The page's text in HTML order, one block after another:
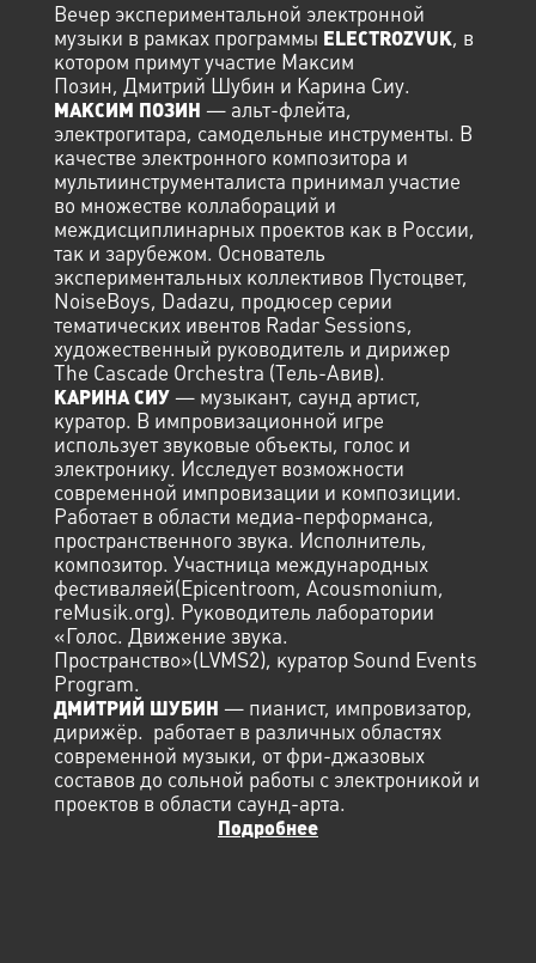
Вечер экспериментальной электронной
музыки в рамках программы ELECTROZVUK, в
котором примут участие Максим
Позин, Дмитрий Шубин и Карина Сиу.
МАКСИМ ПОЗИН — альт-флейта,
электрогитара, самодельные инструменты. В
качестве электронного композитора и
мультиинструменталиста принимал участие
во множестве коллабораций и
междисциплинарных проектов как в России,
так и зарубежом. Основатель
экспериментальных коллективов Пустоцвет,
NoiseBoys, Dadazu, продюсер серии
тематических ивентов Radar Sessions,
художественный руководитель и дирижер
The Cascade Orchestra (Тель-Авив).
КАРИНА СИУ— музыкант, саунд артист,
куратор. В импровизационной игре
использует звуковые объекты, голос и
электронику. Исследует возможности
современной импровизации и композиции.
Работает в области медиа-перформанса,
пространственного звука. Исполнитель,
композитор. Участница международных
фестиваляей(Epicentroom, Acousmonium,
reMusik.org). Руководитель лаборатории
«Голос. Движение звука.
Пространство»(LVMS2), куратор Sound Events
Program.
ДМИТРИЙ ШУБИН — пианист, импровизатор,
дирижёр. работает в различных областях
современной музыки, от фри-джазовых
составов до сольной работы с электроникой и
проектов в области саунд-арта.
Подробнее